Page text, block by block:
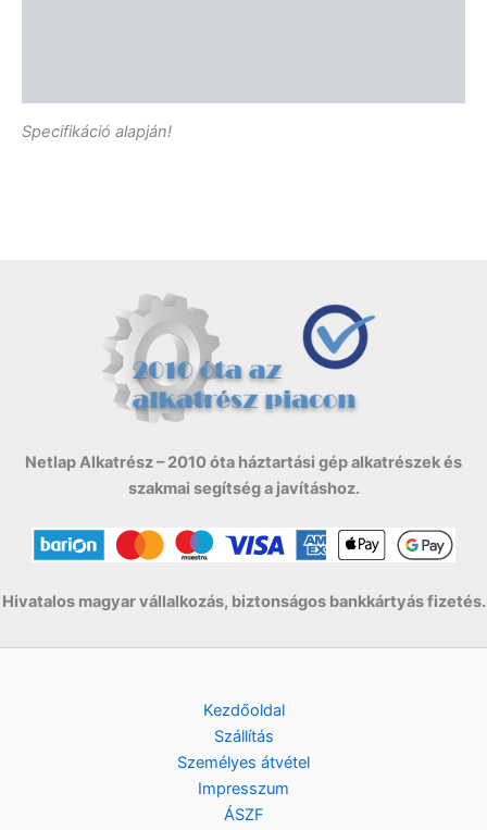
Specifikáció alapján!
Netlap Alkatrész – 2010 óta háztartási gép alkatrészek és
szakmai segítség a javításhoz.
Hivatalos magyar vállalkozás, biztonságos bankkártyás fizetés.
Kezdőoldal
Szállítás
Személyes átvétel
Impresszum
ÁSZF